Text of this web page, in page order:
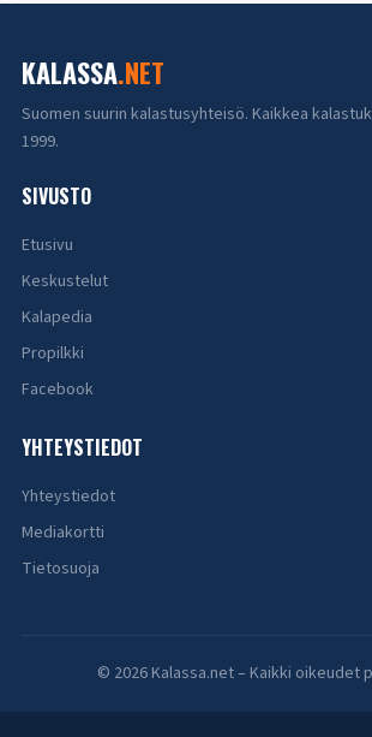
KALASSA.NET
Suomen suurin kalastusyhteisö. Kaikkea
1999.
SIVUSTO
Etusivu
Keskustelut
Kalapedia
Propilkki
Facebook
YHTEYSTIEDOT
Yhteystiedot
Mediakortti
Tietosuoja
© 2026 Kalassa.net – Kaikki oikeudet